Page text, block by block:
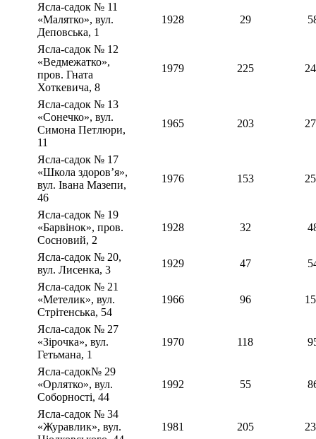
Ясла-садок № 11
«Малятко», вул.
Деповська, 1
1928 29
Ясла-садок № 12
«Ведмежатко»,
пров. Гната
Хоткевича, 8
1979 225
Ясла-садок № 13
«Сонечко», вул.
Симона Петлюри,
11
1965 203
Ясла-садок № 17
«Школа здоров’я»,
вул. Івана Мазепи,
46
1976 153
Ясла-садок № 19
«Барвінок», пров.
Сосновий, 2
1928 32
Ясла-садок № 20,
вул. Лисенка, 3
1929 47
Ясла-садок № 21
«Метелик», вул.
Стрітенська, 54
1966 96
Ясла-садок № 27
«Зірочка», вул.
Гетьмана, 1
1970 118
Ясла-садок№ 29
«Орлятко», вул.
Соборності, 44
1992 55
Ясла-садок № 34
«Журавлик», вул.
1981 205